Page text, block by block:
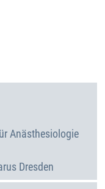
Anästhesiologie
Dresden